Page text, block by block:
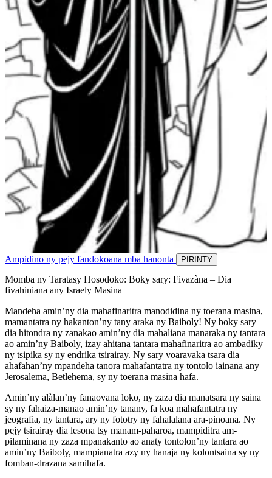
Ampidino ny pejy fandokoana mba hanonta PIRINTY
Momba ny Taratasy Hosodoko: Boky sary: Fivazàna – Dia
fivahiniana any Israely Masina
Mandeha amin’ny dia mahafinaritra manodidina ny toerana masina,
mamantatra ny hakanton’ny tany araka ny Baiboly! Ny boky sary
dia hitondra ny zanakao amin’ny dia mahaliana manaraka ny tantara
ao amin’ny Baiboly, izay ahitana tantara mahafinaritra ao ambadiky
ny tsipika sy ny endrika tsirairay. Ny sary voaravaka tsara dia
ahafahan’ny mpandeha tanora mahafantatra ny tontolo iainana any
Jerosalema, Betlehema, sy ny toerana masina hafa.
Amin’ny alàlan’ny fanaovana loko, ny zaza dia manatsara ny saina
sy ny fahaiza-manao amin’ny tanany, fa koa mahafantatra ny
jeografia, ny tantara, ary ny fototry ny fahalalana ara-pinoana. Ny
pejy tsirairay dia lesona tsy manam-paharoa, mampiditra am-
pilaminana ny zaza mpanakanto ao anaty tontolon’ny tantara ao
amin’ny Baiboly, mampianatra azy ny hanaja ny kolontsaina sy ny
fomban-drazana samihafa.